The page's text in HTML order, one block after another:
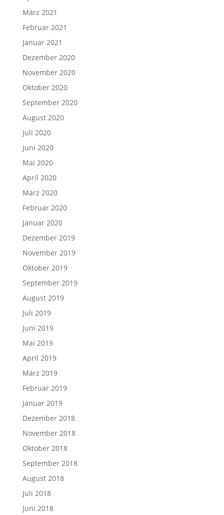
März 2021
Februar 2021
Januar 2021
Dezember 2020
November 2020
Oktober 2020
September 2020
August 2020
Juli 2020
Juni 2020
Mai 2020
April 2020
März 2020
Februar 2020
Januar 2020
Dezember 2019
November 2019
Oktober 2019
September 2019
August 2019
Juli 2019
Juni 2019
Mai 2019
April 2019
März 2019
Februar 2019
Januar 2019
Dezember 2018
November 2018
Oktober 2018
September 2018
August 2018
Juli 2018
Juni 2018